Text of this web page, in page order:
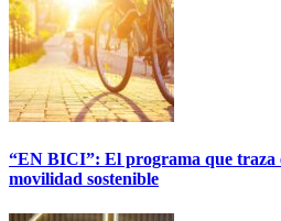
“EN BICI”: El programa que traza
movilidad sostenible